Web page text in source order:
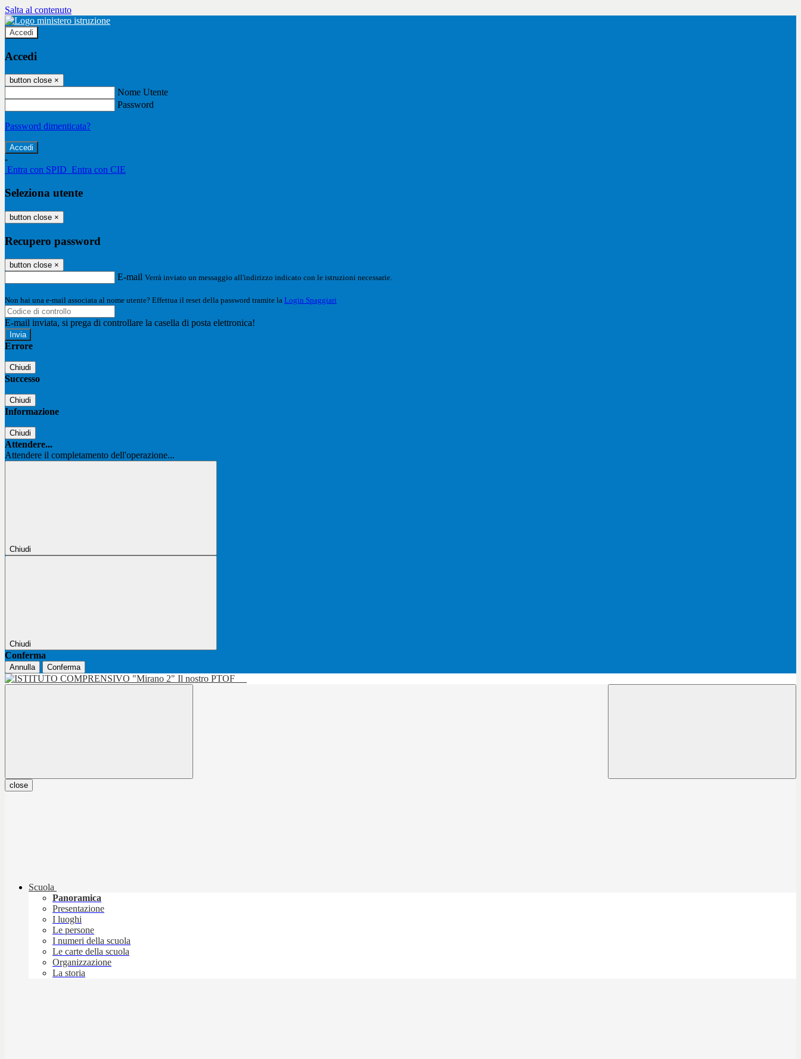
Salta al contenuto
Accedi
Accedi
button close ×
Nome Utente
Password
Password dimenticata?
-
Entra con SPID Entra con CIE
Seleziona utente
button close ×
Recupero password
button close ×
E-mail Verrà inviato un messaggio all'indirizzo indicato con le istruzioni necessarie.
Non hai una e-mail associata al nome utente? Effettua il reset della password tramite la Login Spaggiari
E-mail inviata, si prega di controllare la casella di posta elettronica!
Errore
Chiudi
Successo
Chiudi
Informazione
Chiudi
Attendere...
Attendere il completamento dell'operazione...
Chiudi
Chiudi
Conferma
Annulla Conferma
Il nostro PTOF
close
Scuola
Panoramica
Presentazione
I luoghi
Le persone
I numeri della scuola
Le carte della scuola
Organizzazione
La storia